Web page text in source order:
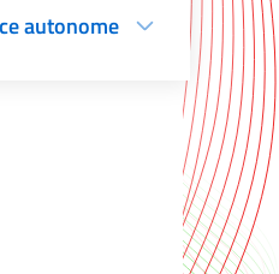
autonome